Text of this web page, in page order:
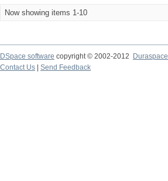
Now showing items 1-10
DSpace software copyright © 2002-2012 Duraspace
Contact Us | Send Feedback